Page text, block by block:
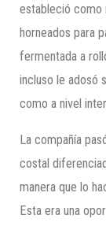
estableció como
horneados para
fermentada a
incluso le adosó
como a nivel
La compañía
costal
manera que lo
Esta era una